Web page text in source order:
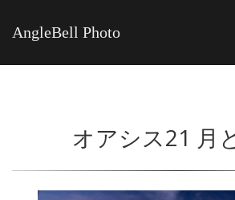
AngleBell Photo
オアシス21 月